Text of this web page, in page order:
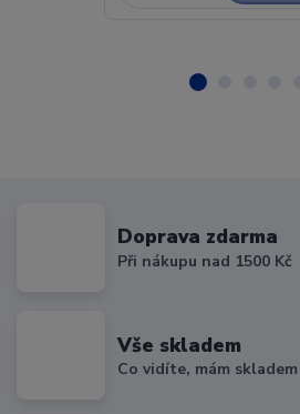
Doprava zdarma
Při nákupu nad 1500 Kč
Vše skladem
Co vidíte, mám skladem